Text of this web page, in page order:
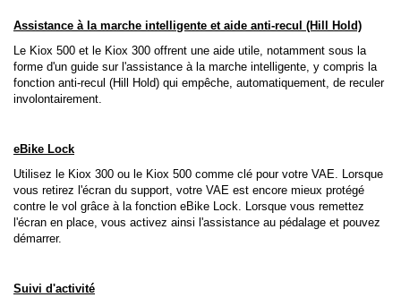
Assistance à la marche intelligente et aide anti-recul (Hill Hold)
Le Kiox 500 et le Kiox 300 offrent une aide utile, notamment sous la
forme d'un guide sur l'assistance à la marche intelligente, y compris la
fonction anti-recul (Hill Hold) qui empêche, automatiquement, de reculer
involontairement.
eBike Lock
Utilisez le Kiox 300 ou le Kiox 500 comme clé pour votre VAE. Lorsque
vous retirez l'écran du support, votre VAE est encore mieux protégé
contre le vol grâce à la fonction eBike Lock. Lorsque vous remettez
l'écran en place, vous activez ainsi l'assistance au pédalage et pouvez
démarrer.
Suivi d'activité